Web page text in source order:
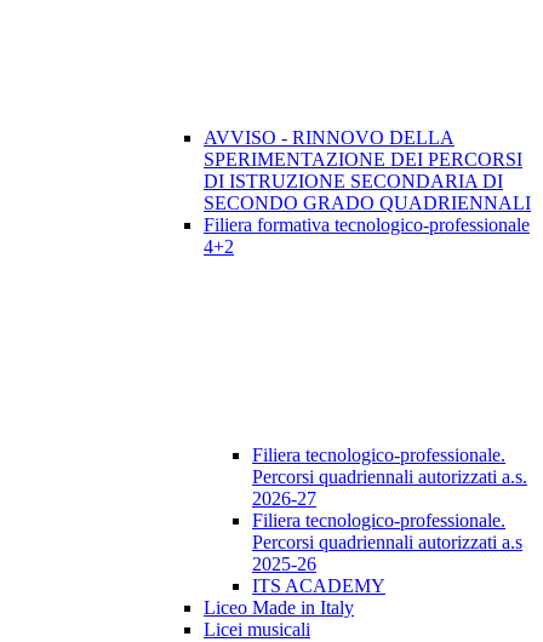
AVVISO - RINNOVO DELLA
SPERIMENTAZIONE DEI PERCORSI
DI ISTRUZIONE SECONDARIA DI
SECONDO GRADO QUADRIENNALI
Filiera formativa tecnologico-professionale
4+2
Filiera tecnologico-professionale.
Percorsi quadriennali autorizzati a.s.
2026-27
Filiera tecnologico-professionale.
Percorsi quadriennali autorizzati a.s
2025-26
ITS ACADEMY
Liceo Made in Italy
Licei musicali